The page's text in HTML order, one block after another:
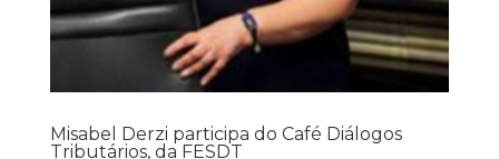
Misabel Derzi participa do Café Diálogos
Tributários, da FESDT